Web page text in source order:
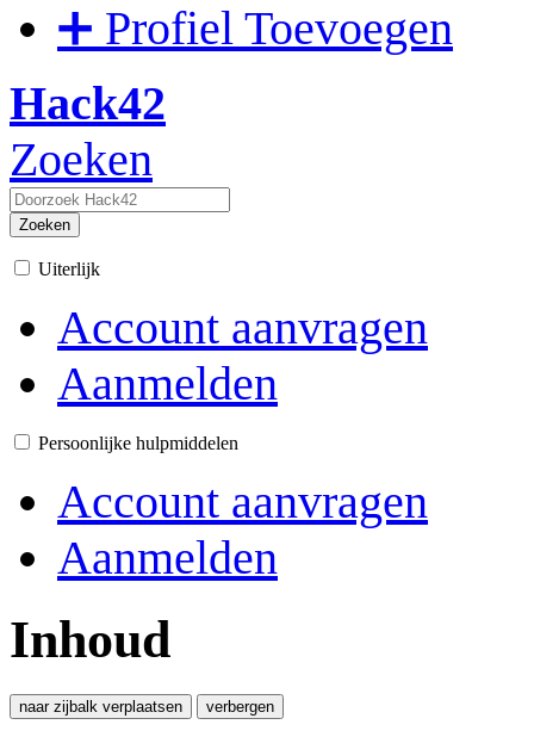
➕ Profiel Toevoegen
Hack42
Zoeken
Zoeken
Uiterlijk
Account aanvragen
Aanmelden
Persoonlijke hulpmiddelen
Account aanvragen
Aanmelden
Inhoud
naar zijbalk verplaatsen verbergen